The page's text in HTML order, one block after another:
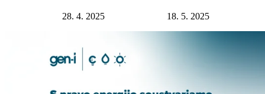
28. 4. 2025 18. 5. 2025